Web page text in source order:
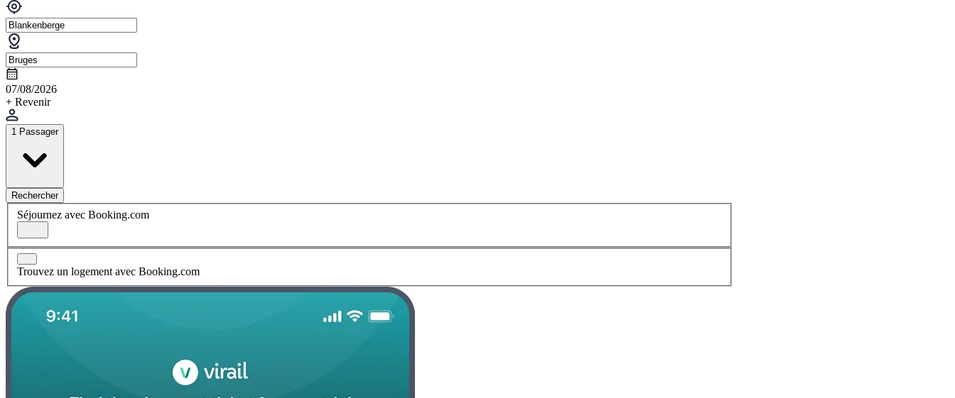
07/08/2026
+ Revenir
1 Passager
Rechercher
Séjournez avec Booking.com
Trouvez un logement avec Booking.com